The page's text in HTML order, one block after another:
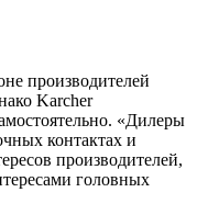
производителей
Karcher
«Дилеры
контактах и
производителей,
головных